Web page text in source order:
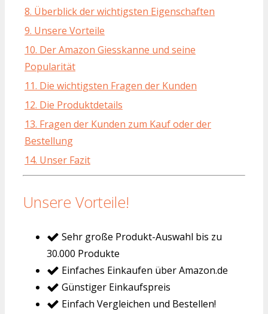
8. Überblick der wichtigsten Eigenschaften
9. Unsere Vorteile
10. Der Amazon Giesskanne und seine
Popularität
11. Die wichtigsten Fragen der Kunden
12. Die Produktdetails
13. Fragen der Kunden zum Kauf oder der
Bestellung
14. Unser Fazit
Unsere Vorteile!
Sehr große Produkt-Auswahl bis zu
30.000 Produkte
Einfaches Einkaufen über Amazon.de
Günstiger Einkaufspreis
Einfach Vergleichen und Bestellen!